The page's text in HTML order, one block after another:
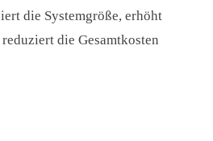
die Systemgröße, erhöht
die Gesamtkosten